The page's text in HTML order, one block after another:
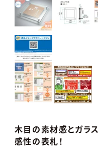
木目の素材感とガラ
感性の表札！